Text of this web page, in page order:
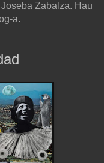
Zabalza. Hau
a.